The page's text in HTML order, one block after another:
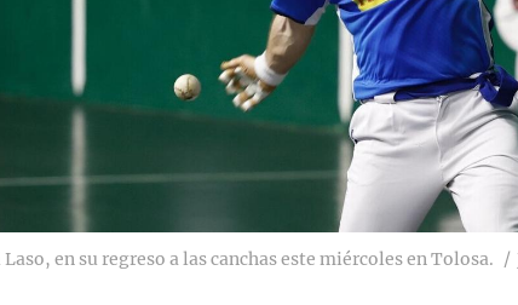
Laso, en su regreso a las canchas este miércoles en Tolosa.